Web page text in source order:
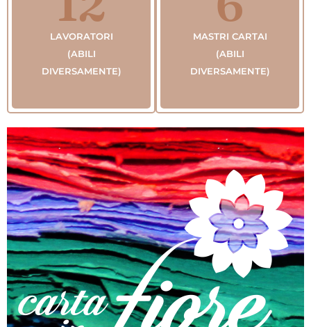
LAVORATORI
(ABILI
DIVERSAMENTE)
MASTRI CARTAI
(ABILI
DIVERSAMENTE)